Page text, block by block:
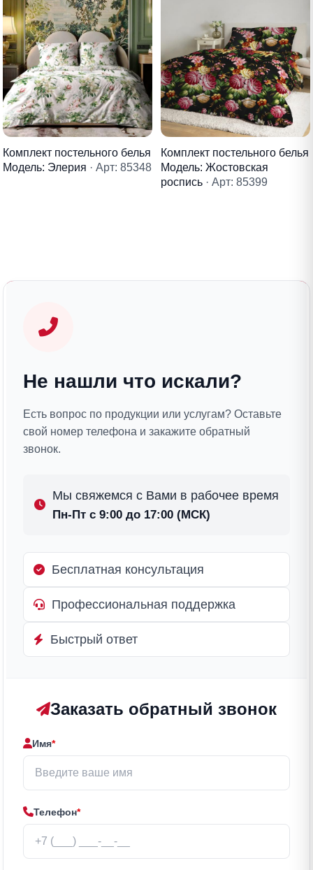
Комплект постельного белья
Модель: Элерия · Арт: 85348
Комплект постельного белья
Модель: Жостовская
роспись · Арт: 85399
Не нашли что искали?
Есть вопрос по продукции или услугам? Оставьте
свой номер телефона и закажите обратный
звонок.
Мы свяжемся с Вами в рабочее время
Пн-Пт с 9:00 до 17:00 (МСК)
Бесплатная консультация
Профессиональная поддержка
Быстрый ответ
Заказать обратный звонок
Имя*
Телефон*